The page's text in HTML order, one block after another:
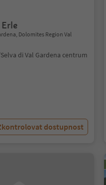
Dolomites Region Val
di Val Gardena centrum
dostupnost